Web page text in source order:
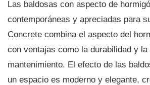
Las baldosas con aspecto de
contemporáneas y apreciadas para
Concrete combina el aspecto del
con ventajas como la durabilidad y
mantenimiento. El efecto de las
un espacio es moderno y elegante,